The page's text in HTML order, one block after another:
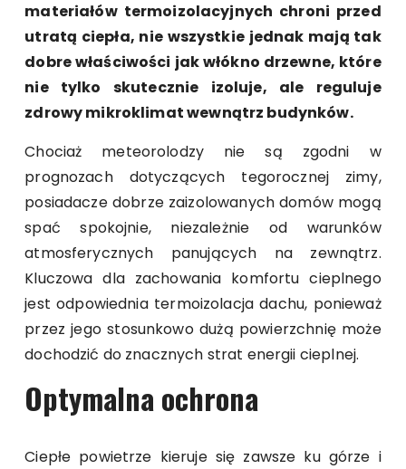
materiałów termoizolacyjnych chroni przed
utratą ciepła, nie wszystkie jednak mają tak
dobre właściwości jak włókno drzewne, które
nie tylko skutecznie izoluje, ale reguluje
zdrowy mikroklimat wewnątrz budynków.
Chociaż meteorolodzy nie są zgodni w
prognozach dotyczących tegorocznej zimy,
posiadacze dobrze zaizolowanych domów mogą
spać spokojnie, niezależnie od warunków
atmosferycznych panujących na zewnątrz.
Kluczowa dla zachowania komfortu cieplnego
jest odpowiednia termoizolacja dachu, ponieważ
przez jego stosunkowo dużą powierzchnię może
dochodzić do znacznych strat energii cieplnej.
Optymalna ochrona
Ciepłe powietrze kieruje się zawsze ku górze i